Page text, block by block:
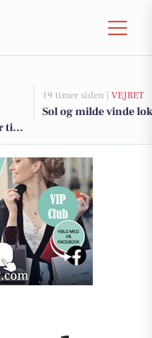
til
19 timer siden | VEJRET
Sol og milde vinde
i en svær tid